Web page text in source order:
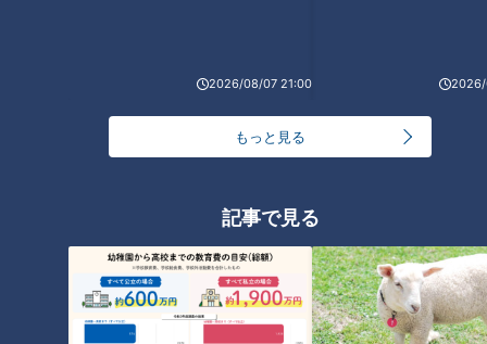
2026/08/07 21:00 2026/
もっと見る
記事で見る
グ」。一口食べると、そのおいしさの秘密がわかります。
「やわらかいけど、あらっぽい感じ。しっかりお肉が楽しめま
こだわりの100%牛肉とまき焼きの技術